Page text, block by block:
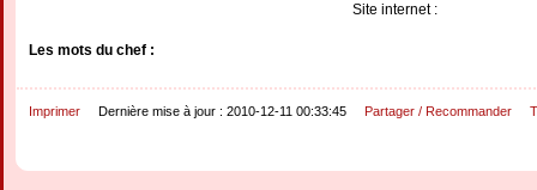
Site internet :
Les mots du chef :
Imprimer Dernière mise à jour : 2010-12-11 00:33:45 Partager / Recommander